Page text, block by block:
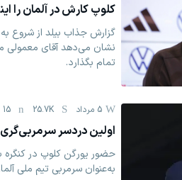
کلوپ کارش در آلمان را
گزارش جذاب بیلد از شروع
نشان می‌دهد آقای معمولی
تمام بگذارد.
5 مرداد 25.7K
15
اولین دردسر سرمربی‌گری
حضور یورگن کلوپ در کنگره
به‌عنوان سرمربی تیم ملی